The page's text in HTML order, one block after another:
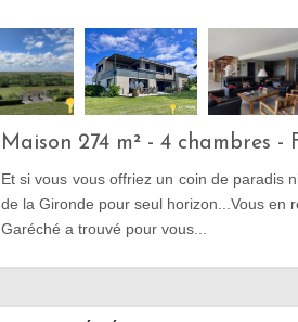
Maison 274 m² - 4 chambres -
Et si vous vous offriez un coin de paradis
de la Gironde pour seul horizon...Vous en
Garéché a trouvé pour vous...